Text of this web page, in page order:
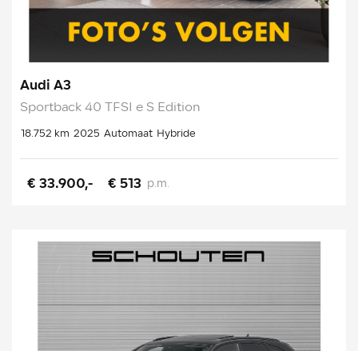
Audi A3
Sportback 40 TFSI e S Edition
18.752 km 2025 Automaat Hybride
€ 33.900,- € 513 p.m.